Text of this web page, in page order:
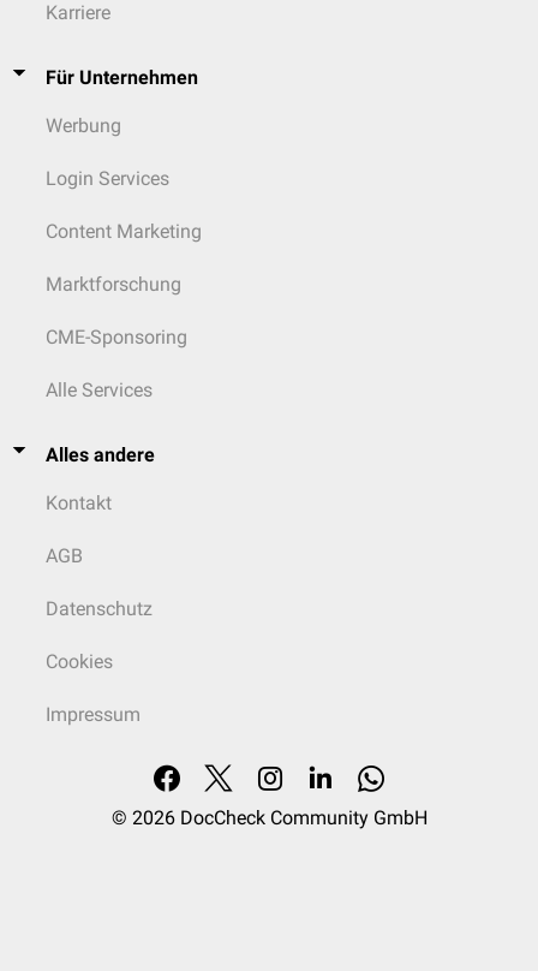
Karriere
Für Unternehmen
Werbung
Login Services
Content Marketing
Marktforschung
CME-Sponsoring
Alle Services
Alles andere
Kontakt
AGB
Datenschutz
Cookies
Impressum
© 2026 DocCheck Community GmbH